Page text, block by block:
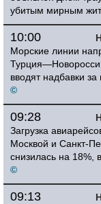
убитым мирным
10:00
Морские линии
вводят надбавки
©
09:28
Загрузка
Москвой и Санкт-
снизилась на 18%,
©
09:13